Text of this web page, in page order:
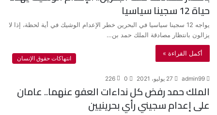
حياة 12 سجينا سياسيا
يواجه 12 سجينا سياسيا في البحرين خطر الإعدام الوشيك في أية لحظة، إذا لا
يزالون بانتظار مصادقة الملك حمد بن…
أكمل القراءة »
انتهاكات حقوق الإنسان
admin99 27 يوليو، 2021 0
226
الملك حمد رفض كل نداءات العفو عنهما.. عامان
على إعدام سجيني رأي بحرينيين